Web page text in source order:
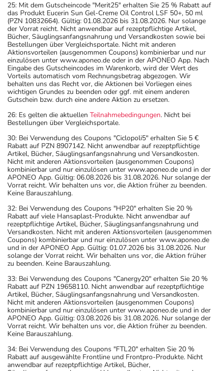
25: Mit dem Gutscheincode "Merit25" erhalten Sie 25 % Rabatt auf
das Produkt Eucerin Sun Gel-Creme Oil Control LSF 50+, 50 ml
(PZN 10832664). Gültig: 01.08.2026 bis 31.08.2026. Nur solange
der Vorrat reicht. Nicht anwendbar auf rezeptpflichtige Artikel,
Bücher, Säuglingsanfangsnahrung und Versandkosten sowie bei
Bestellungen über Vergleichsportale. Nicht mit anderen
Aktionsvorteilen (ausgenommen Coupons) kombinierbar und nur
einzulösen unter www.aponeo.de oder in der APONEO App. Nach
Eingabe des Gutscheincodes im Warenkorb, wird der Wert des
Vorteils automatisch vom Rechnungsbetrag abgezogen. Wir
behalten uns das Recht vor, die Aktionen bei Vorliegen eines
wichtigen Grundes zu beenden oder ggf. mit einem anderen
Gutschein bzw. durch eine andere Aktion zu ersetzen.
26: Es gelten die aktuellen Teilnahmebedingungen. Nicht bei
Bestellungen über Vergleichsportale.
30: Bei Verwendung des Coupons "Ciclopoli5" erhalten Sie 5 €
Rabatt auf PZN 8907142. Nicht anwendbar auf rezeptpflichtige
Artikel, Bücher, Säuglingsanfangsnahrung und Versandkosten.
Nicht mit anderen Aktionsvorteilen (ausgenommen Coupons)
kombinierbar und nur einzulösen unter www.aponeo.de und in der
APONEO App. Gültig: 06.08.2026 bis 31.08.2026. Nur solange der
Vorrat reicht. Wir behalten uns vor, die Aktion früher zu beenden.
Keine Barauszahlung.
32: Bei Verwendung des Coupons "HP20" erhalten Sie 20 %
Rabatt auf viele Hansaplast-Produkte. Nicht anwendbar auf
rezeptpflichtige Artikel, Bücher, Säuglingsanfangsnahrung und
Versandkosten. Nicht mit anderen Aktionsvorteilen (ausgenommen
Coupons) kombinierbar und nur einzulösen unter www.aponeo.de
und in der APONEO App. Gültig: 01.07.2026 bis 31.08.2026. Nur
solange der Vorrat reicht. Wir behalten uns vor, die Aktion früher
zu beenden. Keine Barauszahlung.
33: Bei Verwendung des Coupons "Canergy20" erhalten Sie 20 %
Rabatt auf PZN 19658110. Nicht anwendbar auf rezeptpflichtige
Artikel, Bücher, Säuglingsanfangsnahrung und Versandkosten.
Nicht mit anderen Aktionsvorteilen (ausgenommen Coupons)
kombinierbar und nur einzulösen unter www.aponeo.de und in der
APONEO App. Gültig: 03.08.2026 bis 31.08.2026. Nur solange der
Vorrat reicht. Wir behalten uns vor, die Aktion früher zu beenden.
Keine Barauszahlung.
34: Bei Verwendung des Coupons "FTL20" erhalten Sie 20 %
Rabatt auf ausgewählte Frontline und Frontpro-Produkte. Nicht
anwendbar auf rezeptpflichtige Artikel, Bücher,